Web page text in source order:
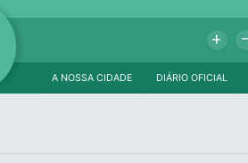
Add
DIÁRIO OFICIAL
A NOSSA CIDADE